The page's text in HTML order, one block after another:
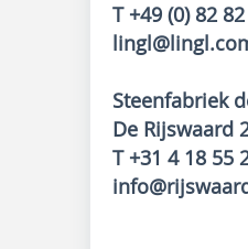
T +49 (0) 82
Steenfabriek
De
T +31 4 18